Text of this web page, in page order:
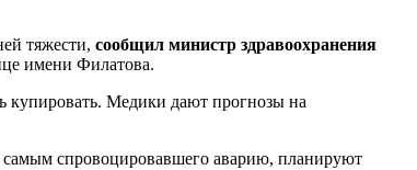
тяжести, сообщил министр здравоохранения
имени Филатова.
купировать. Медики дают прогнозы на
самым спровоцировавшего аварию, планируют